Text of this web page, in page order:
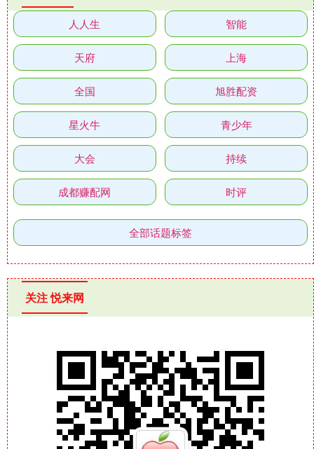
人人生 智能
天府 上海
全国 旭胜配资
星火牛 青少年
大会 持续
成都赚配网 时评
全部话题标签
关注 悦来网